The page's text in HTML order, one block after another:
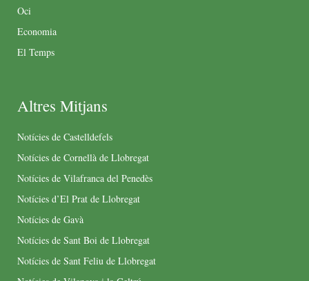
Oci
Economia
El Temps
Altres Mitjans
Notícies de Castelldefels
Notícies de Cornellà de Llobregat
Notícies de Vilafranca del Penedès
Notícies d’El Prat de Llobregat
Notícies de Gavà
Notícies de Sant Boi de Llobregat
Notícies de Sant Feliu de Llobregat